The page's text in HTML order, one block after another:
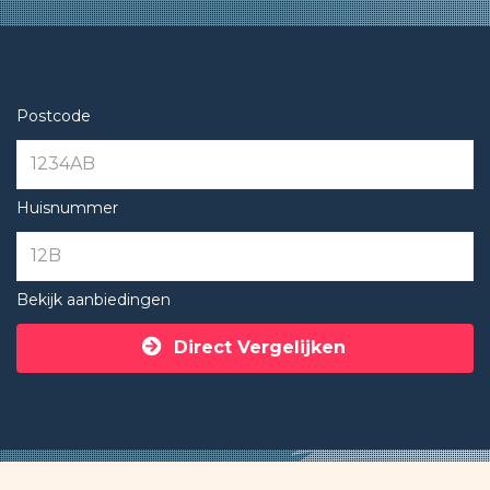
Postcode
Huisnummer
Bekijk aanbiedingen
Direct Vergelijken